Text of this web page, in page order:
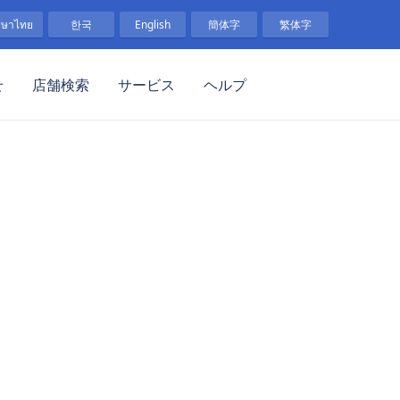
าไทย 한국 English 簡体字 繁体字
店舗検索 サービス ヘルプ